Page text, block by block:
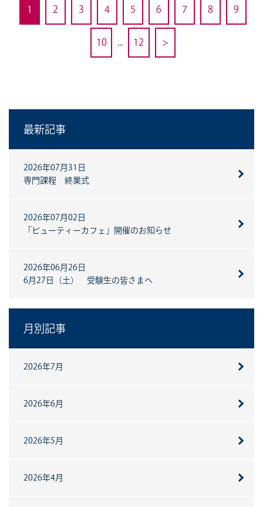
1 2 3 4 5 6 7 8 9
10 12 >
最新記事
2026年07月31日
専門課程 終業式
2026年07月02日
「ビューティーカフェ」開催のお知らせ
2026年06月26日
6月27日（土） 受験生の皆さまへ
月別記事
2026年7月
2026年6月
2026年5月
2026年4月